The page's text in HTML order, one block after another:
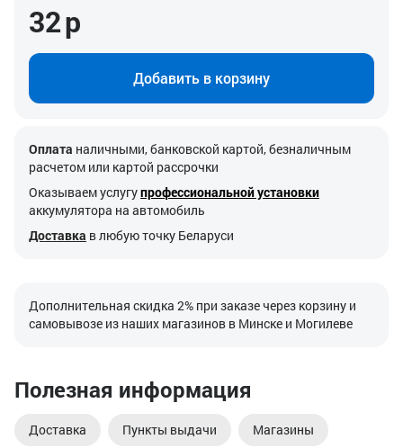
32р
Добавить в корзину
Оплата наличными, банковской картой, безналичным
расчетом или картой рассрочки
Оказываем услугупрофессиональной установки
аккумулятора на автомобиль
Доставка в любую точку Беларуси
Дополнительная скидка 2% при заказе через корзину и
самовывозе из наших магазинов в Минске и Могилеве
Полезная информация
Доставка Пункты выдачи Магазины